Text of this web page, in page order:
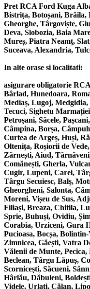
Pret RCA Ford Kuga
Bistrița, Botoșani, Brăila,
Gheorghe, Târgoviște,
Deva, Slobozia, Baia
Mureș, Piatra Neamț,
Suceava, Alexandria,
In alte orase si localitati:
asigurare obligatorie
Bârlad, Hunedoara,
Mediaș, Lugoj,
Tecuci, Sighetu
Petroșani, Săcele,
Câmpina, Borșa,
Curtea de Argeș, Huși,
Oltenița, Roșiorii de
Zărnești, Aiud,
Comănești, Gherla,
Cugir, Lupeni, Carei,
Târgu Secuiesc, Balș,
Gheorgheni, Salonta,
Moreni, Vișeu de Sus,
Filiași, Breaza, Chitila,
Sprie, Buhuși, Ovidiu,
Corabia, Urziceni, Gura
Pucioasa, Bocșa,
Zimnicea, Găești, Vatra
Vălenii de Munte,
Beclean, Târgu Lăpuș,
Scornicești, Săcueni,
Hârlău, Dăbuleni,
Videle, Urlați, Călan,